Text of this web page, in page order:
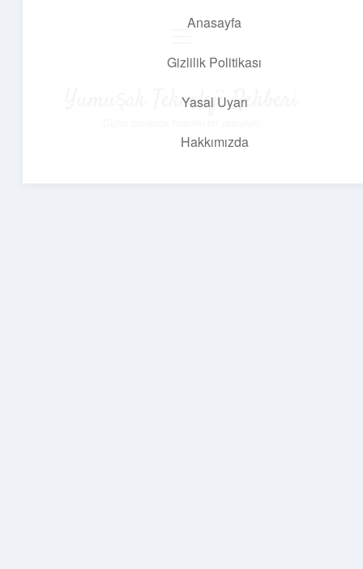
Anasayfa
Gizlilik Politikası
Yasal Uyarı
Hakkımızda
Yumuşak Teknoloji Rehberi